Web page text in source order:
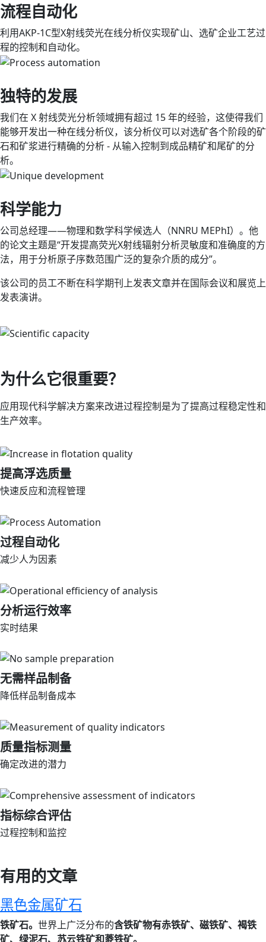
流程自动化
利用AKP-1C型X射线荧光在线分析仪实现矿山、选矿企业工艺过
程的控制和自动化。
独特的发展
我们在 X 射线荧光分析领域拥有超过 15 年的经验，这使得我们
能够开发出一种在线分析仪，该分析仪可以对选矿各个阶段的矿
石和矿浆进行精确的分析 - 从输入控制到成品精矿和尾矿的分
析。
科学能力
公司总经理——物理和数学科学候选人（NNRU MEPhI）。他
的论文主题是“开发提高荧光X射线辐射分析灵敏度和准确度的方
法，用于分析原子序数范围广泛的复杂介质的成分”。
该公司的员工不断在科学期刊上发表文章并在国际会议和展览上
发表演讲。
为什么它很重要？
应用现代科学解决方案来改进过程控制是为了提高过程稳定性和
生产效率。
提高浮选质量
快速反应和流程管理
过程自动化
减少人为因素
分析运行效率
实时结果
无需样品制备
降低样品制备成本
质量指标测量
确定改进的潜力
指标综合评估
过程控制和监控
有用的文章
黑色金属矿石
铁矿石。 世界上广泛分布的含铁矿物有赤铁矿、磁铁矿、褐铁
矿、绿泥石、苏云铁矿和菱铁矿。